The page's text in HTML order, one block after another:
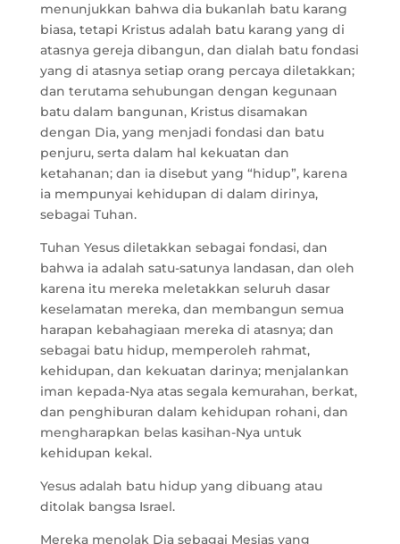
menunjukkan bahwa dia bukanlah batu karang
biasa, tetapi Kristus adalah batu karang yang di
atasnya gereja dibangun, dan dialah batu fondasi
yang di atasnya setiap orang percaya diletakkan;
dan terutama sehubungan dengan kegunaan
batu dalam bangunan, Kristus disamakan
dengan Dia, yang menjadi fondasi dan batu
penjuru, serta dalam hal kekuatan dan
ketahanan; dan ia disebut yang “hidup”, karena
ia mempunyai kehidupan di dalam dirinya,
sebagai Tuhan.
Tuhan Yesus diletakkan sebagai fondasi, dan
bahwa ia adalah satu-satunya landasan, dan oleh
karena itu mereka meletakkan seluruh dasar
keselamatan mereka, dan membangun semua
harapan kebahagiaan mereka di atasnya; dan
sebagai batu hidup, memperoleh rahmat,
kehidupan, dan kekuatan darinya; menjalankan
iman kepada-Nya atas segala kemurahan, berkat,
dan penghiburan dalam kehidupan rohani, dan
mengharapkan belas kasihan-Nya untuk
kehidupan kekal.
Yesus adalah batu hidup yang dibuang atau
ditolak bangsa Israel.
Mereka menolak Dia sebagai Mesias yang